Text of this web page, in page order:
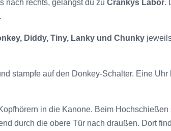
nach rechts, gelangst du zu Crankys Labor.
Diddy, Tiny, Lanky und Chunky
stampfe auf den Donkey-Schalter. Eine
in die Kanone. Beim
durch die obere Tür nach draußen. Dort